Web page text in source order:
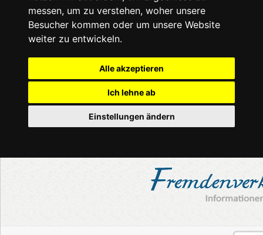
messen, um zu verstehen, woher unsere
Besucher kommen oder um unsere Website
weiter zu entwickeln.
Alle akzeptieren
Ich lehne ab
Einstellungen ändern